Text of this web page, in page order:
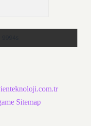
Sitemap